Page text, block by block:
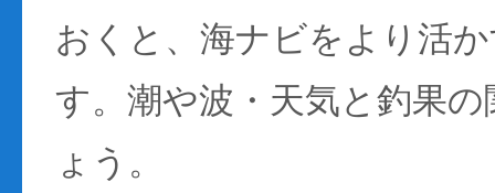
おくと、海ナビをより活
す。潮や波・天気と釣果
ょう。